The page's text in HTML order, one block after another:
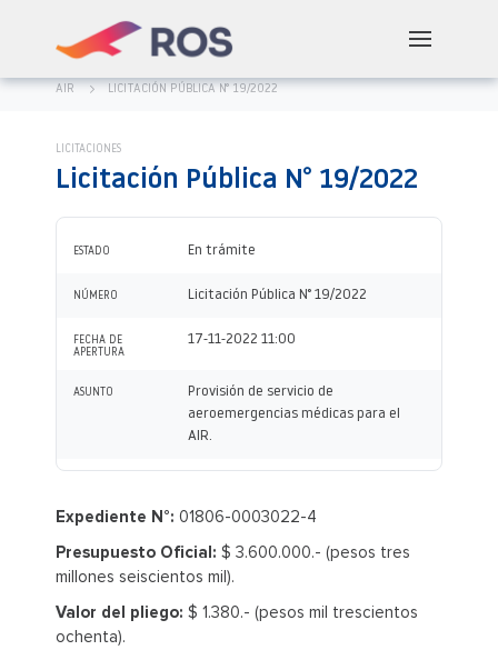
AIR LICITACIÓN PÚBLICA N° 19/2022
LICITACIONES
Licitación Pública N° 19/2022
ESTADO En trámite
NÚMERO Licitación Pública N° 19/2022
FECHA DE
APERTURA
17-11-2022 11:00
ASUNTO
Provisión de servicio de
aeroemergencias médicas para el
AIR.
Expediente N°: 01806-0003022-4
Presupuesto Oficial: $ 3.600.000.- (pesos tres
millones seiscientos mil).
Valor del pliego: $ 1.380.- (pesos mil trescientos
ochenta).